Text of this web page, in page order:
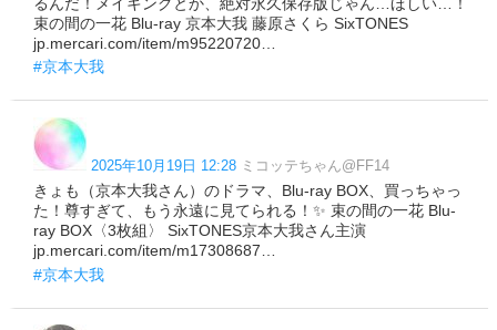
束の間の一花 Blu-ray 京本大我 藤原さくら SixTONES
jp.mercari.com/item/m95220720…
#京本大我
2025年10月19日 12:28 ミコッテちゃん@FF14
きょも（京本大我さん）のドラマ、Blu-ray BOX、買っちゃっ
た！尊すぎて、もう永遠に見てられる！✨ 束の間の一花 Blu-
ray BOX〈3枚組〉 SixTONES京本大我さん主演
jp.mercari.com/item/m17308687…
#京本大我